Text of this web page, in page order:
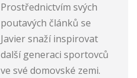
Prostřednictvím svých
poutavých článků se
Javier snaží inspirovat
další generaci sportovců
ve své domovské zemi.